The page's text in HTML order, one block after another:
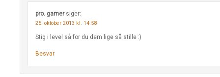
pro. gamer siger:
25. oktober 2013 kl. 14:58
Stig i level så for du dem lige så stille :)
Besvar